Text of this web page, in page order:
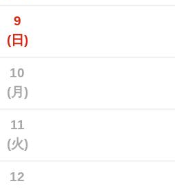
9
(日)
10
(月)
11
(火)
12